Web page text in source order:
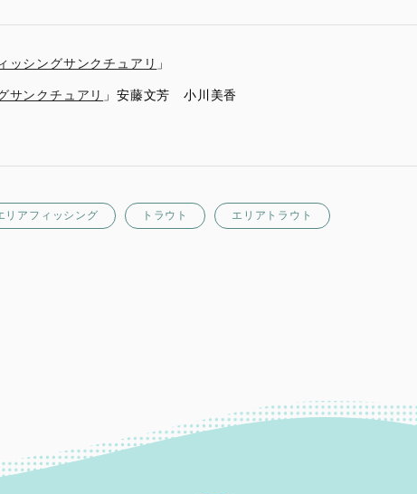
ッシングサンクチュアリ 」
サンクチュアリ 」安藤文芳 小川美香
リアフィッシング トラウト エリアトラウト